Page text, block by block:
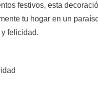
festivos, esta
tu hogar en un
y felicidad.